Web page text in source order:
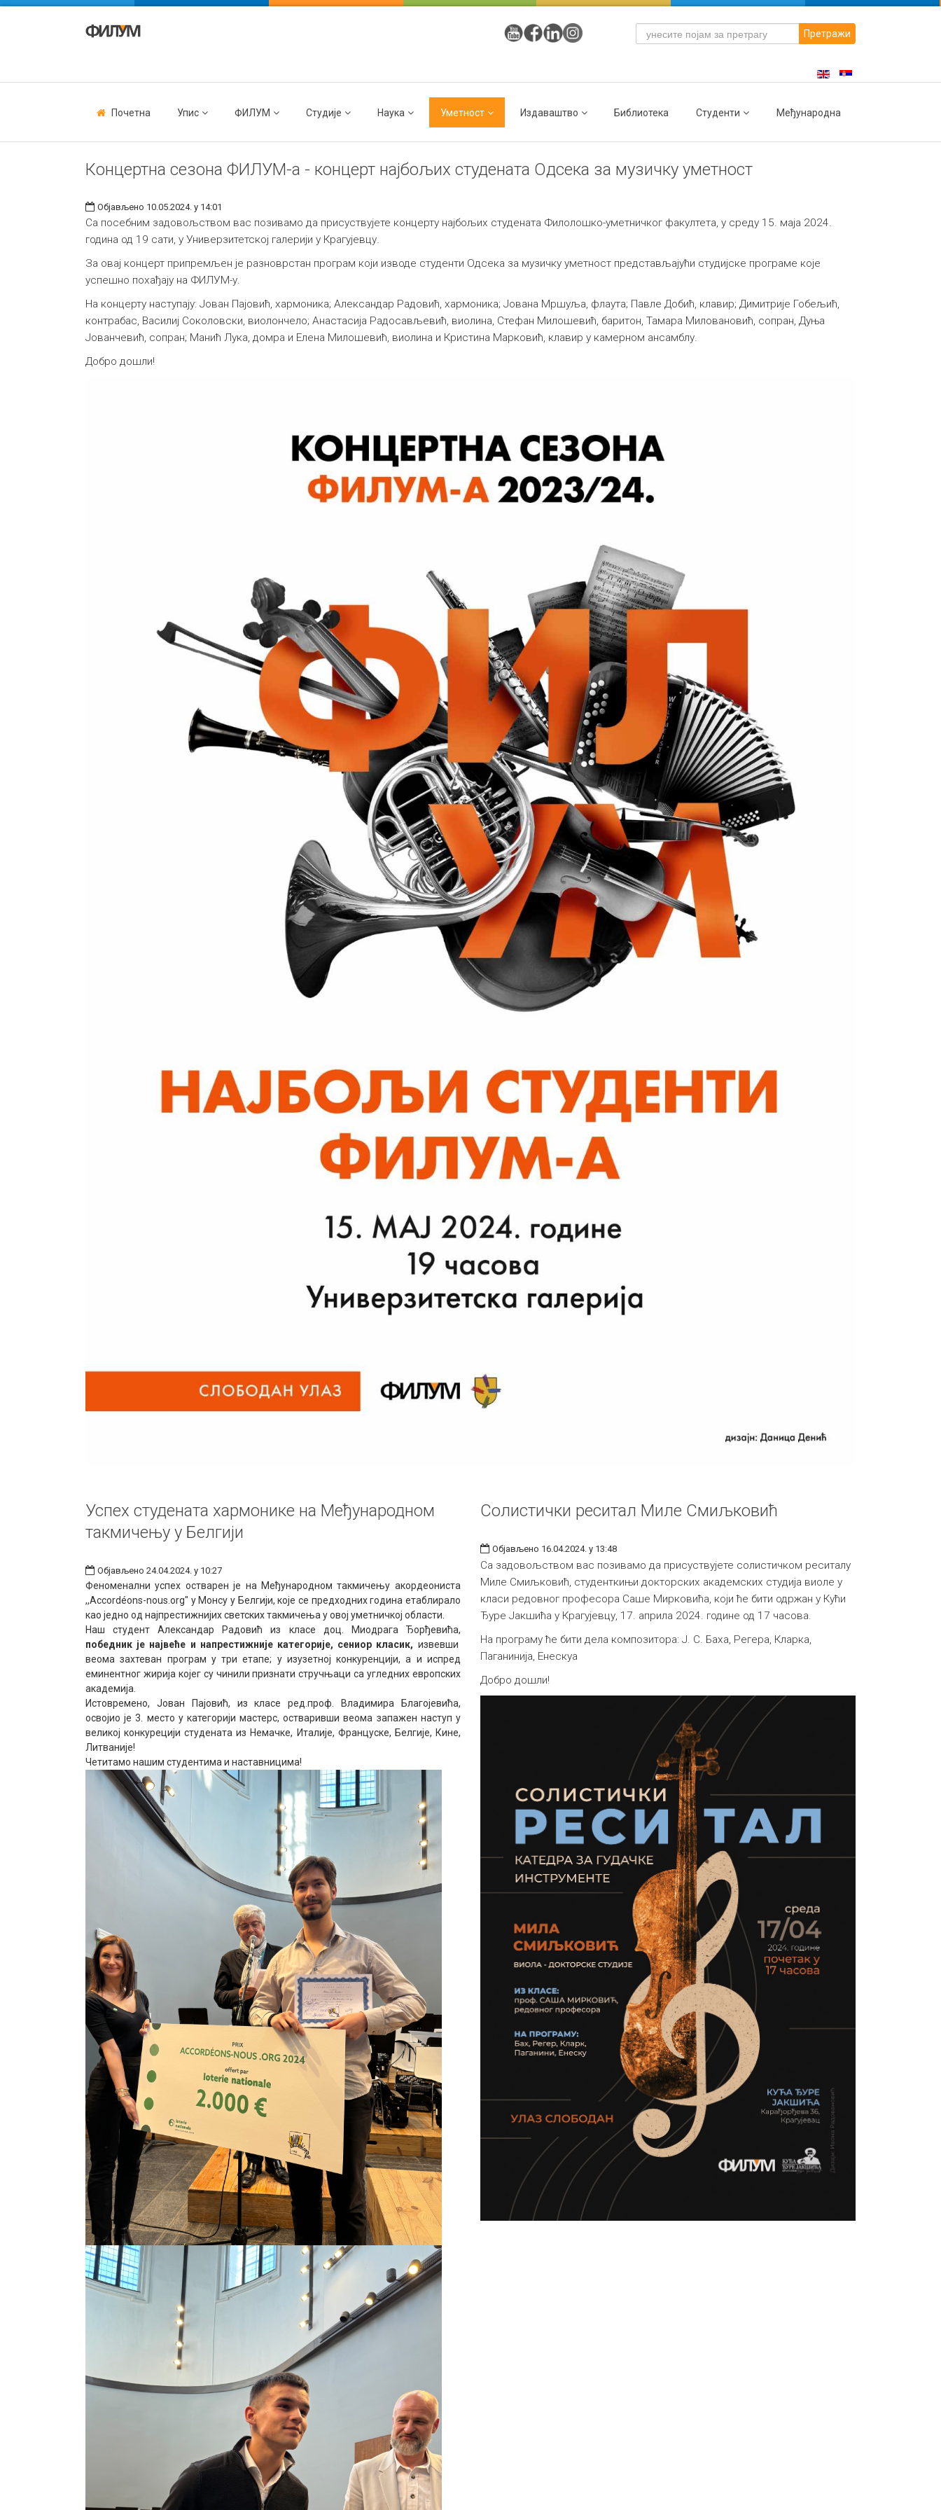
Претражи
Почетна Упис ФИЛУМ Студије Наука Уметност Издаваштво Библиотека Студенти Међународна
Концертна сезона ФИЛУМ-а - концерт најбољих студената Одсека за музичку уметност
Објављено 10.05.2024. у 14:01
Са посебним задовољством вас позивамо да присуствујете концерту најбољих студената Филолошко-уметничког факултета, у среду 15. маја 2024.
година од 19 сати, у Универзитетској галерији у Крагујевцу.
За овај концерт припремљен је разноврстан програм који изводе студенти Одсека за музичку уметност представљајући студијске програме које
успешно похађају на ФИЛУМ-у.
На концерту наступају: Јован Пајовић, хармоника; Александар Радовић, хармоника; Јована Мршуља, флаута; Павле Добић, клавир; Димитрије Гобељић,
контрабас, Василиј Соколовски, виолончело; Анастасија Радосављевић, виолина, Стефан Милошевић, баритон, Тамара Миловановић, сопран, Дуња
Јованчевић, сопран; Манић Лука, домра и Елена Милошевић, виолина и Кристина Марковић, клавир у камерном ансамблу.
Добро дошли!
Успех студената хармонике на Међународном
такмичењу у Белгији
Објављено 24.04.2024. у 10:27
Феноменални успех остварен је на Међународном такмичењу акордеониста
,,Accordéons-nous.org" у Монсу у Белгији, које се предходних година етаблирало
као једно од најпрестижнијих светских такмичења у овој уметничкој области.
Наш студент Александар Радовић из класе доц. Миодрага Ђорђевића,
победник је највеће и напрестижније категорије, сениор класик, извевши
веома захтеван програм у три етапе; у изузетној конкуренцији, а и испред
еминентног жирија којег су чинили признати стручњаци са угледних европских
академија.
Истовремено, Јован Пајовић, из класе ред.проф. Владимира Благојевића,
освојио је 3. место у категорији мастерс, остваривши веома запажен наступ у
великој конкурецији студената из Немачке, Италије, Француске, Белгије, Кине,
Литваније!
Четитамо нашим студентима и наставницима!
Солистички реситал Миле Смиљковић
Објављено 16.04.2024. у 13:48
Са задовољством вас позивамо да присуствујете солистичком реситалу
Миле Смиљковић, студенткињи докторских академских студија виоле у
класи редовног професора Саше Мирковића, који ће бити одржан у Кући
Ђуре Јакшића у Крагујевцу, 17. априла 2024. године од 17 часова.
На програму ће бити дела композитора: Ј. С. Баха, Регера, Кларка,
Паганинија, Енескуа
Добро дошли!